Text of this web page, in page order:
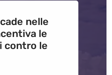
nelle
le
contro le